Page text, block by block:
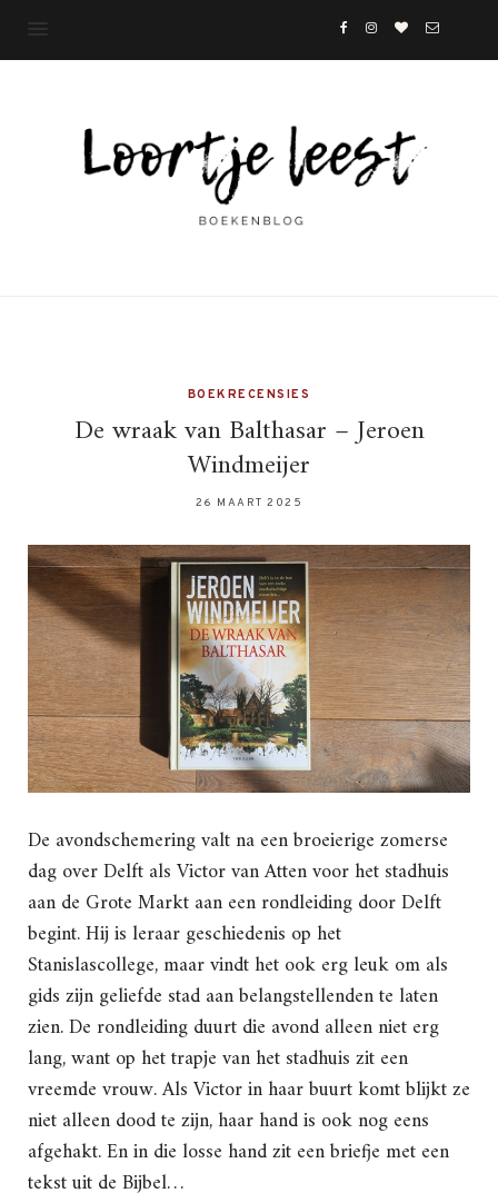
BOEKRECENSIES
De wraak van Balthasar – Jeroen
Windmeijer
26 MAART 2025
De avondschemering valt na een broeierige zomerse
dag over Delft als Victor van Atten voor het stadhuis
aan de Grote Markt aan een rondleiding door Delft
begint. Hij is leraar geschiedenis op het
Stanislascollege, maar vindt het ook erg leuk om als
gids zijn geliefde stad aan belangstellenden te laten
zien. De rondleiding duurt die avond alleen niet erg
lang, want op het trapje van het stadhuis zit een
vreemde vrouw. Als Victor in haar buurt komt blijkt ze
niet alleen dood te zijn, haar hand is ook nog eens
afgehakt. En in die losse hand zit een briefje met een
tekst uit de Bijbel…